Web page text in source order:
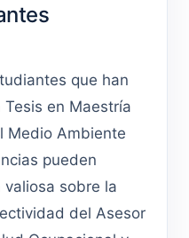
que han
en Maestría
Medio Ambiente
pueden
sobre la
del Asesor